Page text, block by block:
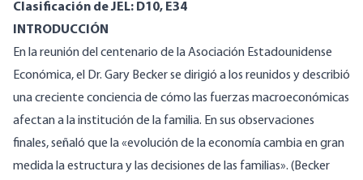
Clasificación de JEL: D10, E34
INTRODUCCIÓN
En la reunión del centenario de la Asociación Estadounidense
Económica, el Dr. Gary Becker se dirigió a los reunidos y describió
una creciente conciencia de cómo las fuerzas macroeconómicas
afectan a la institución de la familia. En sus observaciones
finales, señaló que la «evolución de la economía cambia en gran
medida la estructura y las decisiones de las familias». (Becker